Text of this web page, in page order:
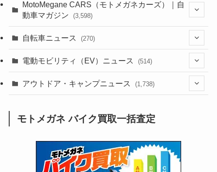
(637)
(118)
(60)
(31)
(51)
(34)
(251)
(38)
(24)
(16)
(25)
(249)
(64)
(16)
(62)
(306)
(6,953)
(2,473)
(249)
(1,226)
(12)
(131)
(167)
(66)
(16)
(141)
(1,139)
(166)
(23)
(415)
(352)
MotoMegane CARS（モトメガネカーズ）｜自
動車マガジン
(3,598)
(185)
(137)
(72)
(2,739)
(126)
(170)
自転車ニュース (270)
(54)
(211)
電動モビリティ（EV）ニュース (514)
(132)
(171)
(118)
(27)
アウトドア・キャンプニュース (1,738)
(1,605)
(147)
モトメガネ バイク買取一括査定